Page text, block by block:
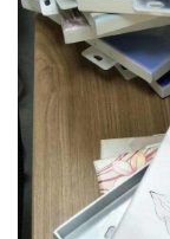
留言信息